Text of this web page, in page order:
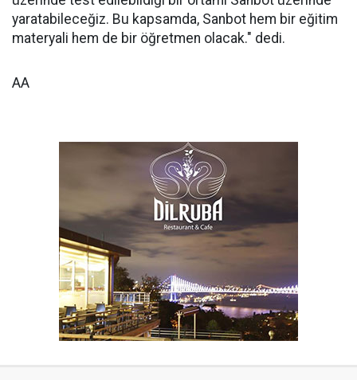
yaratabileceğiz. Bu kapsamda, Sanbot hem bir eğitim
materyali hem de bir öğretmen olacak." dedi.
AA